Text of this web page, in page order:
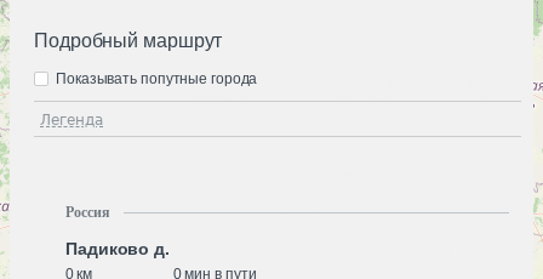
Подробный маршрут
Легенда
Показывать попутные города
Россия
Падиково д.
0 км
0 мин в пути